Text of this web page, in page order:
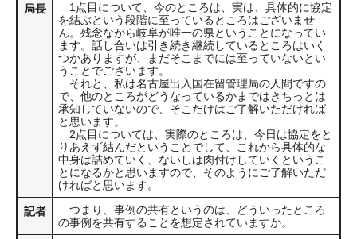
局長
1点目について、今のところは、実は、具体的に協定
を結ぶという段階に至っているところはございませ
ん。残念ながら岐阜が唯一の県ということになってい
ます。話し合いは引き続き継続しているところはいく
つかありますが、まだそこまでには至っていないとい
うことでございます。
それと、私は名古屋出入国在留管理局の人間ですの
で、他のところがどうなっているかまではきちっとは
承知していないので、そこだけはご了解いただければ
と思います。
2点目については、実際のところは、今日は協定をと
りあえず結んだということでして、これから具体的な
中身は詰めていく、ないしは肉付けしていくというこ
とになるかと思いますので、そのようにご了解いただ
ければと思います。
記者
つまり、事例の共有というのは、どういったところ
の事例を共有することを想定されていますか。